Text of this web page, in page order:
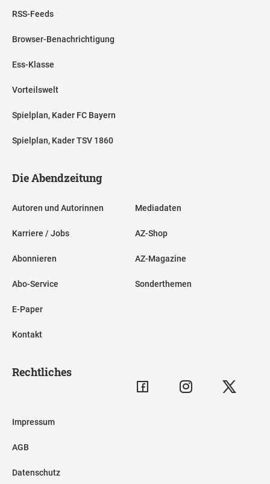
RSS-Feeds
Browser-Benachrichtigung
Ess-Klasse
Vorteilswelt
Spielplan, Kader FC Bayern
Spielplan, Kader TSV 1860
Die Abendzeitung
Autoren und Autorinnen
Karriere / Jobs
Abonnieren
Abo-Service
E-Paper
Kontakt
Mediadaten
AZ-Shop
AZ-Magazine
Sonderthemen
Rechtliches
Impressum
AGB
Datenschutz